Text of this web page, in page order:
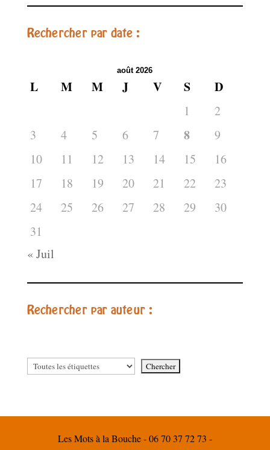
Rechercher par date :
août 2026
L M M J V S D
1
2
3
4 5 6 7 8
9
10
11 12 13 14 15
16
17
18 19 20 21 22
23
24
25 26 27 28 29
30
31
« Juil
Rechercher par auteur :
Les Mots à la Bouche - 06 70 37 72 73 -